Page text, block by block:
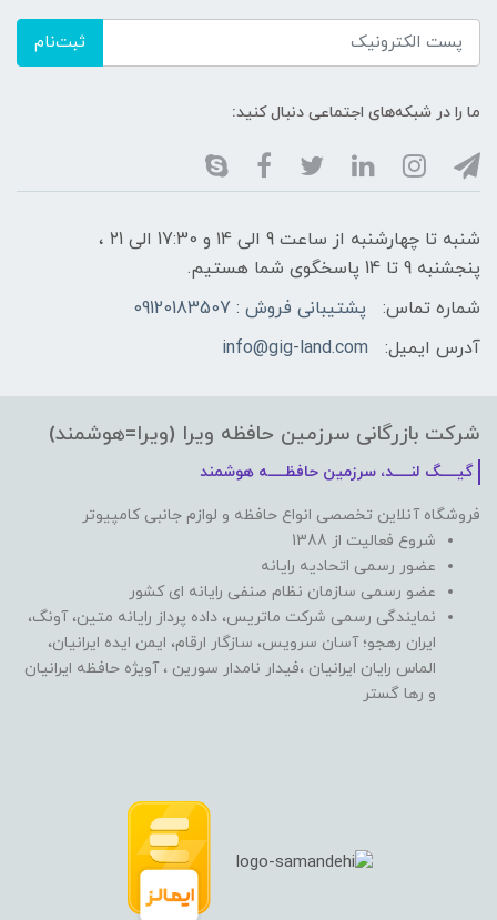
ثبت‌نام
ما را در شبکه‌های اجتماعی دنبال کنید:
شنبه تا چهارشنبه از ساعت 9 الی ۱4 و 17:30 الی ۲1 ،
پنجشنبه 9 تا 14 پاسخگوی شما هستیم.
شماره تماس:
پشتیبانی فروش : 09120183507
آدرس ایمیل:
info@gig-land.com
شرکت بازرگانی سرزمین حافظه ویرا (ویرا=هوشمند)
گیـــــگ لنـــــد، سرزمین حافظـــــه هوشمند
فروشگاه آنلاین تخصصی انواع حافظه و لوازم جانبی کامپیوتر
شروع فعالیت از 1388
عضور رسمی اتحادیه رایانه
عضو رسمی سازمان نظام صنفی رایانه ای کشور
نمایندگی رسمی شرکت ماتریس، داده پرداز رایانه متین، آونگ،
ایران رهجو؛ آسان سرویس، سازگار ارقام، ایمن ایده ایرانیان،
الماس رایان ایرانیان ،فیدار نامدار سورین ، آویژه حافظه ایرانیان
و رها گستر